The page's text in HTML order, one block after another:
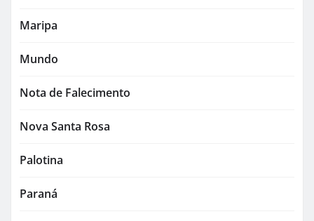
Maripa
Mundo
Nota de Falecimento
Nova Santa Rosa
Palotina
Paraná